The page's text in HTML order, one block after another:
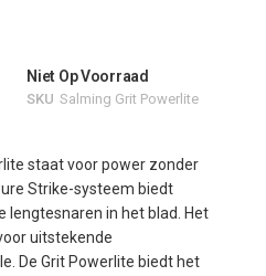
Niet Op Voorraad
SKU Salming Grit Powerlite
staat voor power zonder
Strike-systeem biedt
lengtesnaren in het blad. Het
uitstekende
De Grit Powerlite biedt het